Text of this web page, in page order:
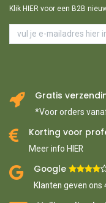
Klik HIER voor een B2B
Gratis
*Voor orders
Korting voor
Meer info HIER
Google ​
Klanten geven ons